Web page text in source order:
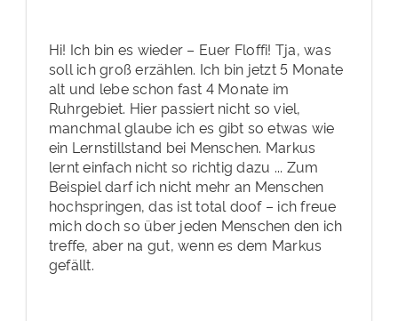
Hi! Ich bin es wieder – Euer Floffi! Tja, was
soll ich groß erzählen. Ich bin jetzt 5 Monate
alt und lebe schon fast 4 Monate im
Ruhrgebiet. Hier passiert nicht so viel,
manchmal glaube ich es gibt so etwas wie
ein Lernstillstand bei Menschen. Markus
lernt einfach nicht so richtig dazu ... Zum
Beispiel darf ich nicht mehr an Menschen
hochspringen, das ist total doof – ich freue
mich doch so über jeden Menschen den ich
treffe, aber na gut, wenn es dem Markus
gefällt.